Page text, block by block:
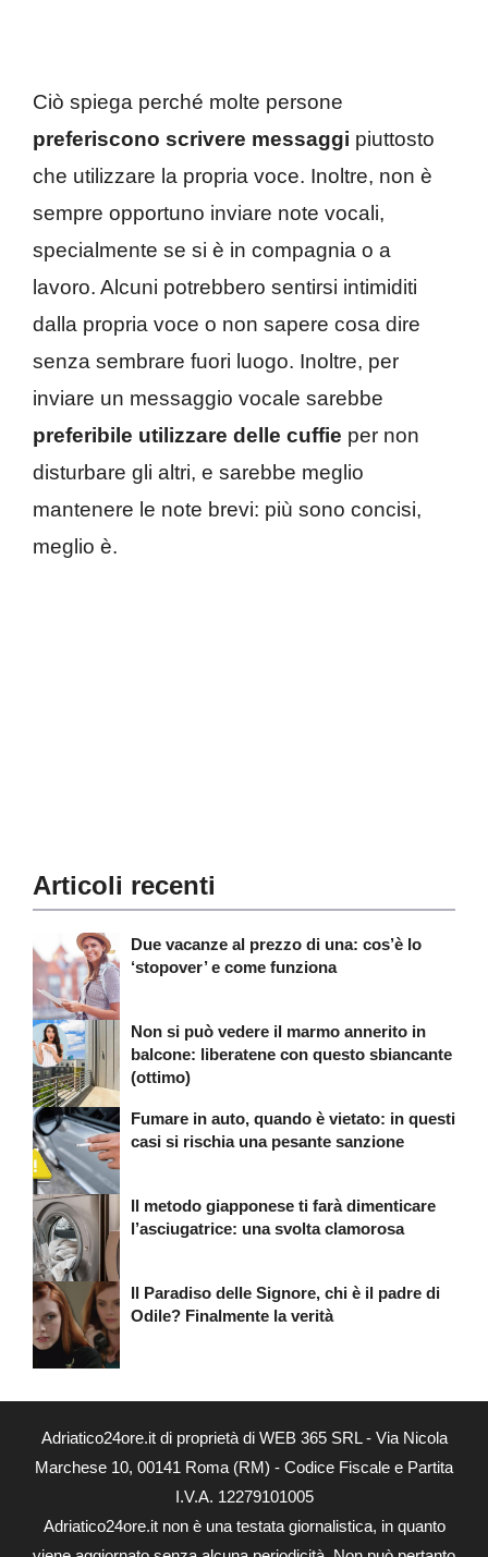
Ciò spiega perché molte persone
preferiscono scrivere messaggi piuttosto
che utilizzare la propria voce. Inoltre, non è
sempre opportuno inviare note vocali,
specialmente se si è in compagnia o a
lavoro. Alcuni potrebbero sentirsi intimiditi
dalla propria voce o non sapere cosa dire
senza sembrare fuori luogo. Inoltre, per
inviare un messaggio vocale sarebbe
preferibile utilizzare delle cuffie per non
disturbare gli altri, e sarebbe meglio
mantenere le note brevi: più sono concisi,
meglio è.
Articoli recenti
Due vacanze al prezzo di una: cos’è lo
‘stopover’ e come funziona
Non si può vedere il marmo annerito in
balcone: liberatene con questo sbiancante
(ottimo)
Fumare in auto, quando è vietato: in questi
casi si rischia una pesante sanzione
Il metodo giapponese ti farà dimenticare
l’asciugatrice: una svolta clamorosa
Il Paradiso delle Signore, chi è il padre di
Odile? Finalmente la verità
Adriatico24ore.it di proprietà di WEB 365 SRL - Via Nicola
Marchese 10, 00141 Roma (RM) - Codice Fiscale e Partita
I.V.A. 12279101005
Adriatico24ore.it non è una testata giornalistica, in quanto